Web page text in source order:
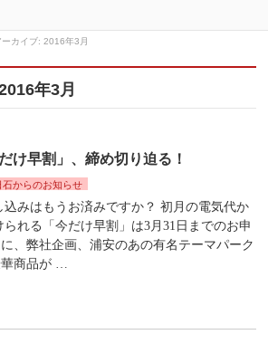
ーカイブ: 2016年3月
年3月
け早割」、締め切り迫る！
石からのお知らせ
込みはもうお済みですか？ 初月の電気代か
られる「今だけ早割」は3月31日までのお申
、弊社企画、浦安のあの有名テーマパーク
華商品が …